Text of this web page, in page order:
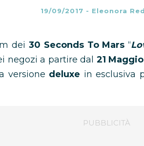
19/09/2017 - Eleonora
dei 30 Seconds To Mars “
negozi a partire dal 21
versione deluxe in esclusiva